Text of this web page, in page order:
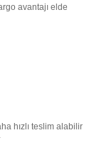
avantajı elde
hızlı teslim alabilir